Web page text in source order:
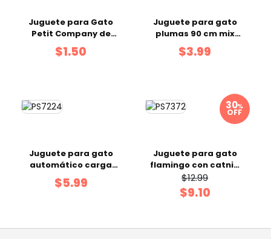
Juguete para Gato
Petit Company de
Mariquita Surtido
$1.50
Juguete para gato
plumas 90 cm mix
color
$3.99
Juguete para gato
automático carga
USB 6.5 x 5.6 cm color
rojo
$5.99
%
OFF
Juguete para gato
flamingo con catnip
Gigwi
$12.99
$9.10